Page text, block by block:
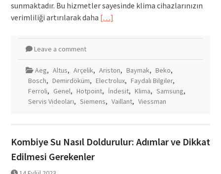
sunmaktadır. Bu hizmetler sayesinde klima cihazlarınızın
verimliliği artırılarak daha […]
Leave a comment
Aeg, Altus, Arçelik, Ariston, Baymak, Beko,
Bosch, Demirdöküm, Electrolux, Faydalı Bilgiler,
Ferroli, Genel, Hotpoint, İndesit, Klima, Samsung,
Servis Videoları, Siemens, Vaillant, Viessman
Kombiye Su Nasıl Doldurulur: Adımlar ve Dikkat
Edilmesi Gerekenler